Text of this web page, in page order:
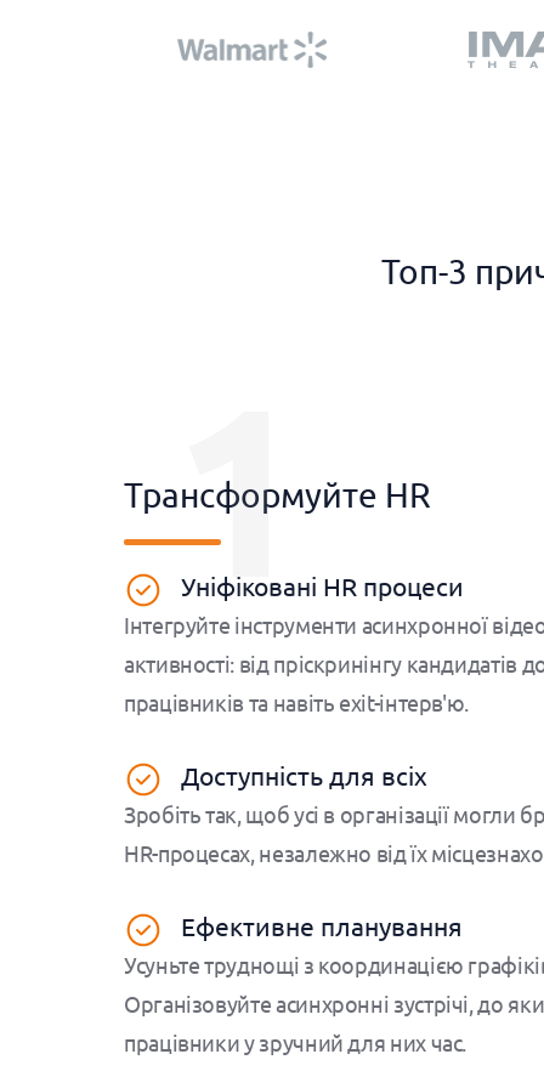
Топ-3
Трансформуйте HR
1
Уніфіковані HR процеси
Інтегруйте інструменти асинхронної
активності: від пріскринінгу кандидатів
працівників та навіть exit-інтерв'ю.
Доступність для всіх
Зробіть так, щоб усі в організації могли
HR-процесах, незалежно від їх
Ефективне планування
Усуньте труднощі з координацією
Організовуйте асинхронні зустрічі, до
працівники у зручний для них час.